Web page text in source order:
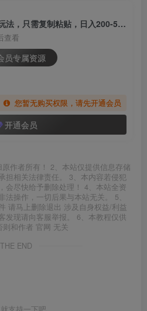
（7384期）AI头条野路子玩法，只需复制粘贴，日入200-500+
查看
员专属资源
您暂无购买权限，请先开通会员
开通会员
作者所有！ 2、本站仅提供信息存储
担相关法律责任。 3、本内容若侵犯
会尽快给予删除处理！ 4、本站全资
操作，一切后果与本站无关。 5、
请马上删除退出 涉及自身权益/利益
发现请向客服举报。 6、本教程仅供
和作者 官网 无关
THE END